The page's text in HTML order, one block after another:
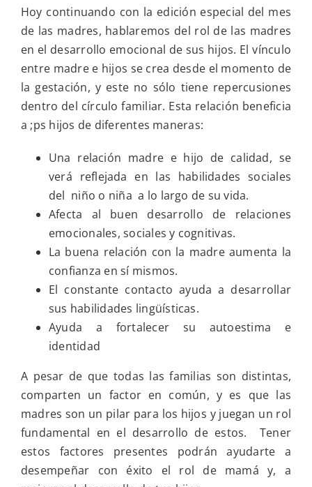
madres
en
el
desarrollo
emocional
de
sus
hijos
y
en
la
personal
esta
semana:
compasión
es
acto
de
amor
Hoy continuando con la edición especial del mes
de las madres, hablaremos del rol de las madres
en el desarrollo emocional de sus hijos. El vínculo
entre madre e hijos se crea desde el momento de
la gestación, y este no sólo tiene repercusiones
dentro del círculo familiar. Esta relación beneficia
a ;ps hijos de diferentes maneras:
Una relación madre e hijo de calidad, se
verá reflejada en las habilidades sociales
del niño o niña a lo largo de su vida.
Afecta al buen desarrollo de relaciones
emocionales, sociales y cognitivas.
La buena relación con la madre aumenta la
confianza en sí mismos.
El constante contacto ayuda a desarrollar
sus habilidades lingüísticas.
Ayuda a fortalecer su autoestima e
identidad
A pesar de que todas las familias son distintas,
comparten un factor en común, y es que las
madres son un pilar para los hijos y juegan un rol
fundamental en el desarrollo de estos. Tener
estos factores presentes podrán ayudarte a
desempeñar con éxito el rol de mamá y, a